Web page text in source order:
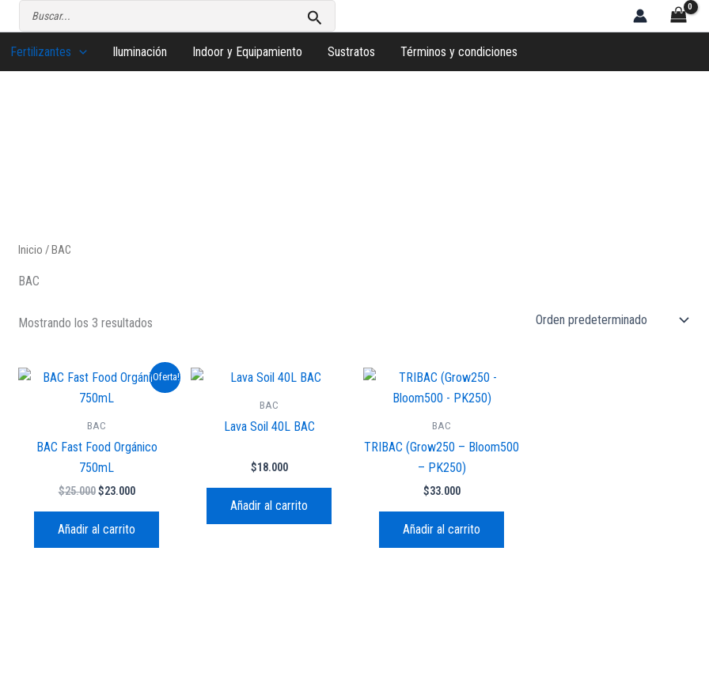
por:
Fertilizantes Iluminación Indoor y Equipamiento Sustratos Términos y condiciones
Inicio / BAC
BAC
Mostrando los 3 resultados
¡Oferta!
BAC
BAC Fast Food Orgánico
750mL
$25.000
El
original
$25.000.
$23.000
El
precio
Añadir al carrito
BAC
Lava Soil 40L BAC
$18.000
Añadir al carrito
BAC
TRIBAC (Grow250 – Bloom500
– PK250)
$33.000
Añadir al carrito